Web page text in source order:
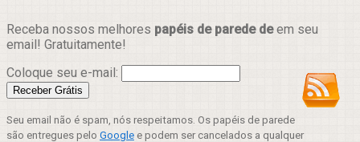
Receba nossos melhores papéis de parede deem seu
email! Gratuitamente!
Coloque seu e-mail:
Seu email não é spam, nós respeitamos. Os papéis de parede
são entregues pelo Google e podem ser cancelados a qualquer